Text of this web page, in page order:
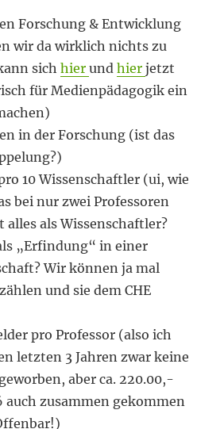
Forschung & Entwicklung
wir da wirklich nichts zu
sichhierundhierjetzt
für Medienpädagogik ein
in der Forschung (ist das
10 Wissenschaftler (ui, wie
bei nur zwei Professoren
alles als Wissenschaftler?
„Erfindung“ in einer
Wir können ja mal
und sie dem CHE
pro Professor (also ich
letzten 3 Jahren zwar keine
aber ca. 220.00,-
auch zusammen gekommen